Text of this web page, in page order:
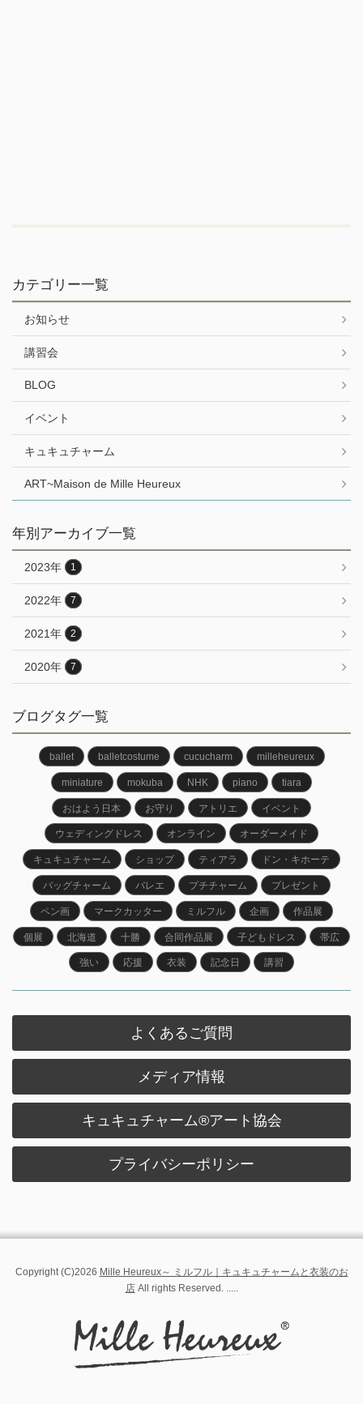
カテゴリー一覧
お知らせ
講習会
BLOG
イベント
キュキュチャーム
ART~Maison de Mille Heureux
年別アーカイブ一覧
2023年 1
2022年 7
2021年 2
2020年 7
ブログタグ一覧
ballet balletcostume cucucharm milleheureux
miniature mokuba NHK piano tiara
おはよう日本 お守り アトリエ イベント
ウェディングドレス オンライン オーダーメイド
キュキュチャーム ショップ ティアラ ドン・キホーテ
バッグチャーム バレエ プチチャーム プレゼント
ペン画 マークカッター ミルフル 企画 作品展
個展 北海道 十勝 合同作品展 子どもドレス 帯広
強い 応援 衣装 記念日 講習
よくあるご質問
メディア情報
キュキュチャーム®︎アート協会
プライバシーポリシー
Copyright (C)2026 Mille Heureux～ ミルフル｜キュキュチャームと衣装のお
店All rights Reserved. .....